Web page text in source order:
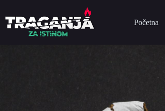
Početna